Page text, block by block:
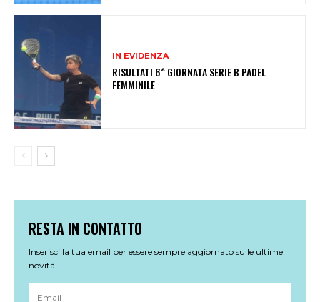
IN EVIDENZA
RISULTATI 6^ GIORNATA SERIE B PADEL
FEMMINILE
RESTA IN CONTATTO
Inserisci la tua email per essere sempre aggiornato sulle ultime
novità!